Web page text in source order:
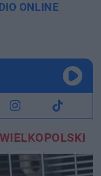
ONLINE